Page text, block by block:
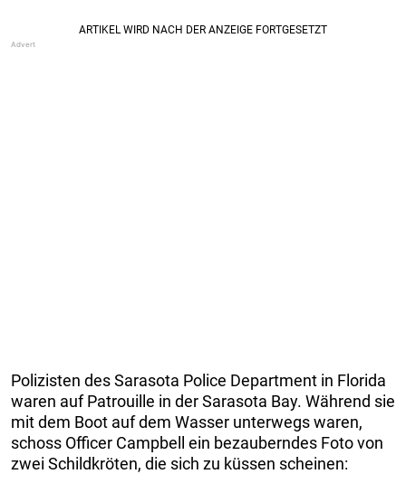
Polizisten des Sarasota Police Department in Florida
waren auf Patrouille in der Sarasota Bay. Während sie
mit dem Boot auf dem Wasser unterwegs waren,
schoss Officer Campbell ein bezauberndes Foto von
zwei Schildkröten, die sich zu küssen scheinen: